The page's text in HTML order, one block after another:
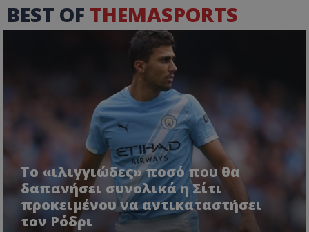
BEST OF THEMASPORTS
Το «ιλιγγιώδες» ποσό που θα
δαπανήσει συνολικά η Σίτι
προκειμένου να αντικαταστήσει
τον Ρόδρι